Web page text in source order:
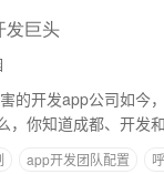
发巨头
的开发app公司如今
，你知道成都、开发
app开发团队配置